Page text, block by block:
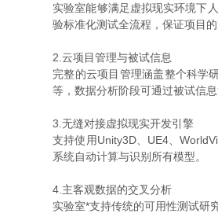
实验室能够满足虚拟现实环境下
验标准化测试全流程，保证项目
2.云项目管理与被试信息
完整的云项目管理涵盖整个科学
等，数据分析阶段可通过被试信
3.无缝对接虚拟现实开发引擎
支持使用Unity3D、UE4、
系统自动计算与识别所有模型。
4.主客观数据的交叉分析
实验室*支持传统的可用性测试研